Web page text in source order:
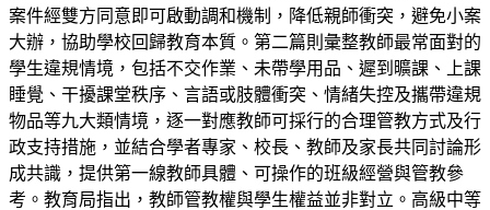
案件經雙方同意即可啟動調和機制，降低親師衝突，避免小案
大辦，協助學校回歸教育本質。第二篇則彙整教師最常面對的
學生違規情境，包括不交作業、未帶學用品、遲到曠課、上課
睡覺、干擾課堂秩序、言語或肢體衝突、情緒失控及攜帶違規
物品等九大類情境，逐一對應教師可採行的合理管教方式及行
政支持措施，並結合學者專家、校長、教師及家長共同討論形
成共識，提供第一線教師具體、可操作的班級經營與管教參
考。教育局指出，教師管教權與學生權益並非對立。高級中等